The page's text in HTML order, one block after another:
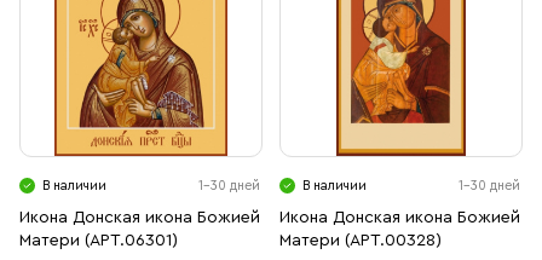
В наличии 1-30 дней
Икона Донская икона Божией
Матери (АРТ.06301)
В наличии 1-30 дней
Икона Донская икона Божией
Матери (АРТ.00328)